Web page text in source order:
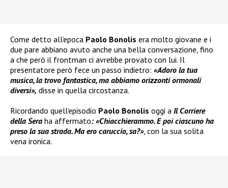
Come detto all’epoca Paolo Bonolis era molto giovane e i
due pare abbiano avuto anche una bella conversazione, fino
a che però il frontman ci avrebbe provato con lui. Il
presentatore però fece un passo indietro: «Adoro la tua
musica, la trovo fantastica, ma abbiamo orizzonti ormonali
diversi», disse in quella circostanza.
Ricordando quell’episodio Paolo Bonolis oggi a Il Corriere
della Sera ha affermato: «Chiacchierammo. E poi ciascuno ha
preso la sua strada. Ma ero caruccio, sa?», con la sua solita
vena ironica.